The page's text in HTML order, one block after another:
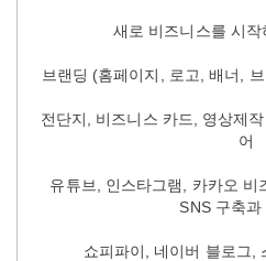
새로 비즈니스를 시
브랜딩 (홈페이지, 로고, 배너,
전단지, 비즈니스 카드, 영상제
어
유튜브, 인스타그램, 카카오 비
SNS 구축과
쇼피파이, 네이버 블로그,